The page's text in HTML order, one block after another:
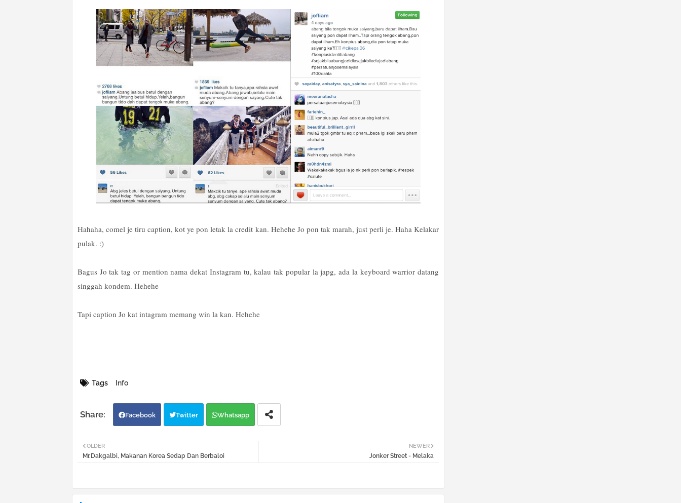
Hahaha, comel je tiru caption, kot ye pon letak la credit kan. Hehehe Jo pon tak marah, just perli je. Haha Kelakar
pulak. :)
Bagus Jo tak tag or mention nama dekat Instagram tu, kalau tak popular la japg, ada la keyboard warrior datang
singgah kondem. Hehehe
Tapi caption Jo kat intagram memang win la kan. Hehehe
Tags Info
Facebook Twitter Whatsapp
NEWER
Jonker Street - Melaka
OLDER
Mr.Dakgalbi, Makanan Korea Sedap Dan Berbaloi